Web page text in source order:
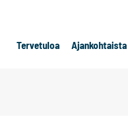
Tervetuloa Ajankohtaista